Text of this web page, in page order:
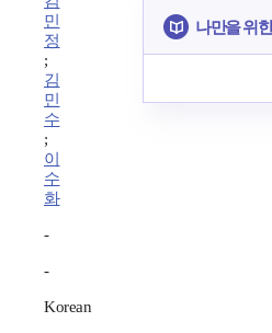
민
정
;
김
민
수
;
이
수
화
-
-
Korean
나만을 위